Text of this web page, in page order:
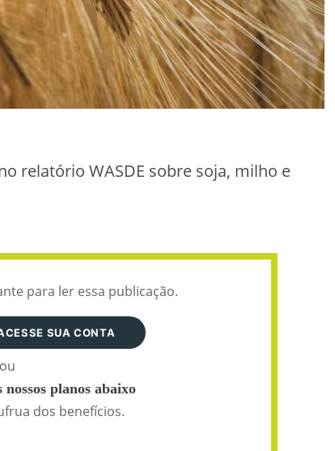
relatório WASDE sobre soja, milho e
para ler essa publicação.
SUA CONTA
ou
nossos planos abaixo
dos benefícios.